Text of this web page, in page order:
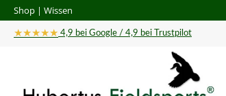
Hauptinhalt springen
Zur Suche springen
Zur Hauptnavigation springen
Shop | Wissen
★★★★★ 4,9 bei Google / 4,9 bei Trustpilot